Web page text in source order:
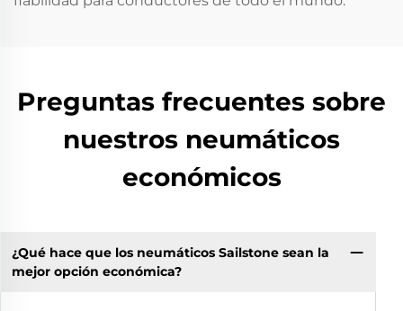
Preguntas frecuentes sobre
nuestros neumáticos
económicos
¿Qué hace que los neumáticos Sailstone sean la
mejor opción económica?